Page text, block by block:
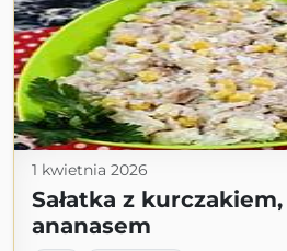
1 kwietnia 2026
Sałatka z
ananasem